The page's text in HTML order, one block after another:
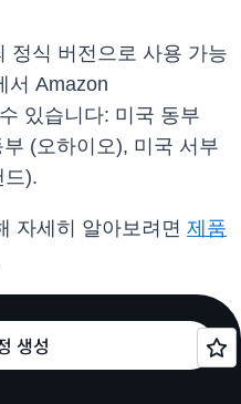
정식 버전으로 사용 가능
서 Amazon
있습니다: 미국 동부
(오하이오), 미국 서부
드).
자세히 알아보려면 제품
생성